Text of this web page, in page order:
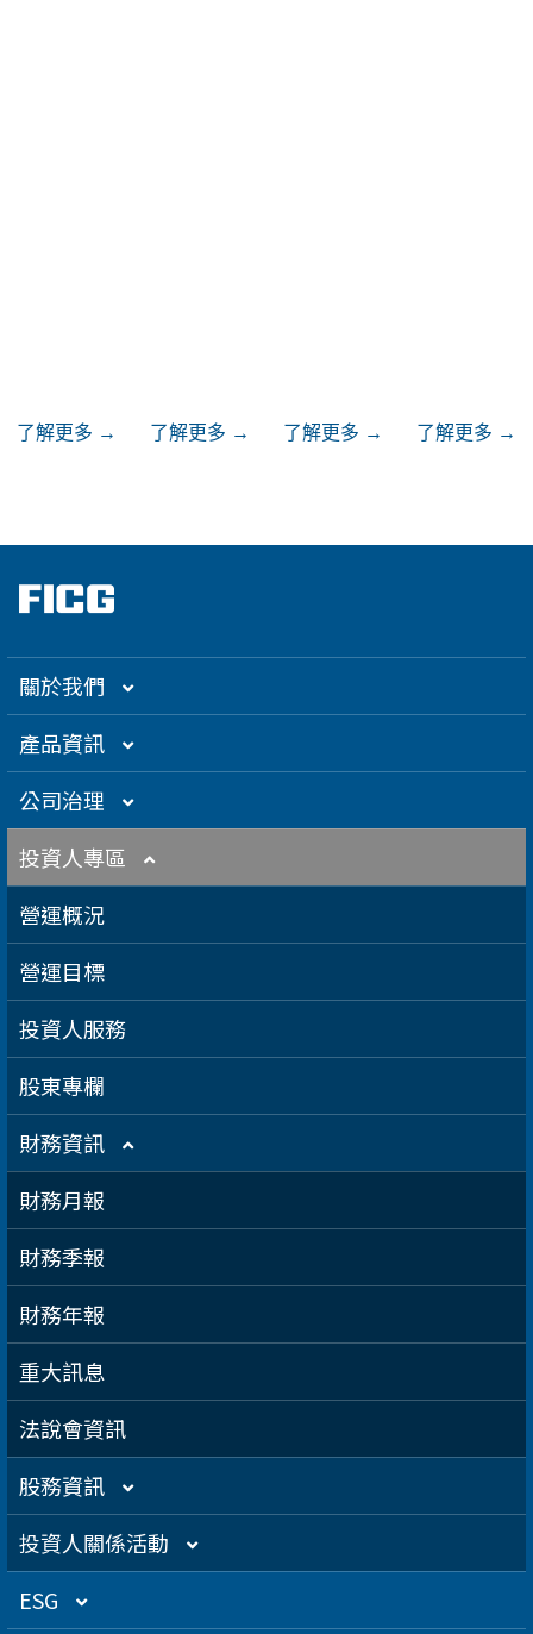
了解更多 → 了解更多 → 了解更多 → 了解更多 →
關於我們
集團介紹
企業大世紀
創辦人理念
關係企業
得獎肯定
產品資訊
光通訊
精密電子
衛星應用
航海電子
急難救助
智慧移動
智慧城市
智慧顯示
漏洞掃描
公司治理
組織架構／經營團隊
董監事名單
功能性委員會
內部稽核
公司規章
公司治理章程
設置公司治理主管
資訊安全
運作情形
投資人專區
營運概況
營運目標
投資人服務
股東專欄
財務資訊
財務月報
財務季報
財務年報
重大訊息
法說會資訊
股務資訊
股務資訊下載
股利政策及股利分派
投資人關係活動
活動行事曆
ESG